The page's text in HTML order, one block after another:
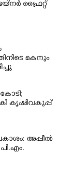
ഫ്രൈറ്റ്
മകനും
കൃഷിവകുപ്പ്
അപ്പീൽ